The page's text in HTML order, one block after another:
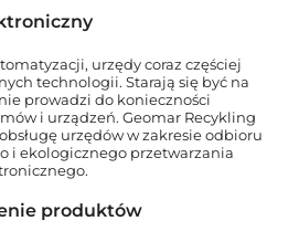
urzędy coraz częściej
technologii. Starają się być na
prowadzi do konieczności
i urządzeń. Geomar Recykling
urzędów w zakresie odbioru
i ekologicznego przetwarzania
produktów